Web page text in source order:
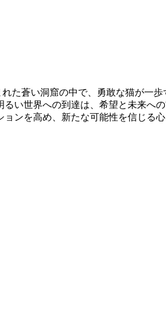
た蒼い洞窟の中で、勇敢な猫が一
い世界への到達は、希望と未来へ
ンを高め、新たな可能性を信じる